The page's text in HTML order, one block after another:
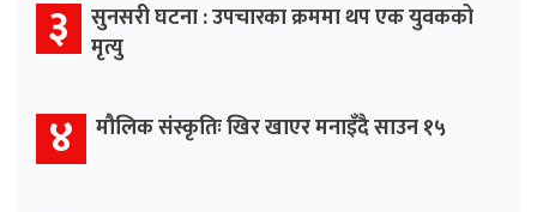
३ सुनसरी घटना : उपचारका क्रममा थप एक युवकको
मृत्यु
४ मौलिक संस्कृतिः खिर खाएर मनाइँदै साउन १५